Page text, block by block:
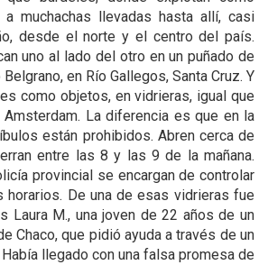
muchachas llevadas hasta allí, casi
desde el norte y el centro del país.
uno al lado del otro en un puñado de
en Río Gallegos, Santa Cruz. Y
como objetos, en vidrieras, igual que
La diferencia es que en la
están prohibidos. Abren cerca de
entre las 8 y las 9 de la mañana.
provincial se encargan de controlar
horarios. De una de esas vidrieras fue
Laura M., una joven de 22 años de un
Chaco, que pidió ayuda a través de un
llegado con una falsa promesa de